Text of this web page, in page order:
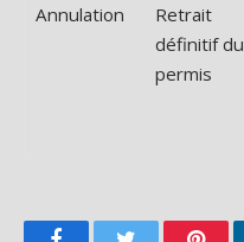
Annulation
Retrait
définitif du
permis